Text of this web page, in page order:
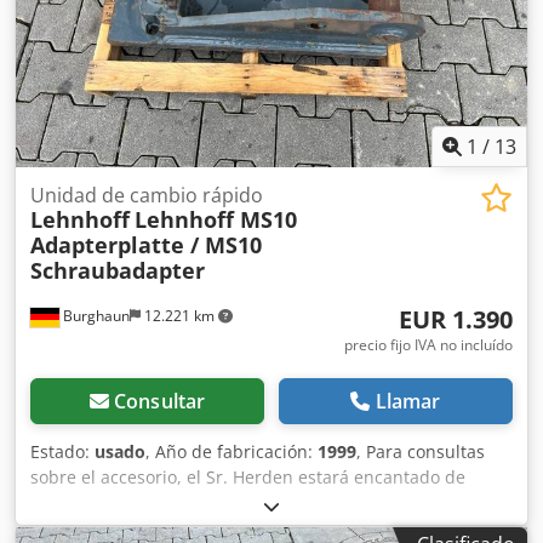
1 / 13
Burghaun 12.221 km
Unidad de cambio rápido
Lehnhoff Lehnhoff MS10
Adapterplatte / MS10
Schraubadapter
EUR 1.390
precio fijo IVA no incluído
Consultar Llamar
Estado: usado, Año de fabricación: 1999, Para consultas
sobre el accesorio, el Sr. Herden estará encantado de
atenderle (teléfono: ). Placa adaptadora Lehnhoff MS10 /
Adaptador atornillado MS10 / Año de fabricación: 1999 / En